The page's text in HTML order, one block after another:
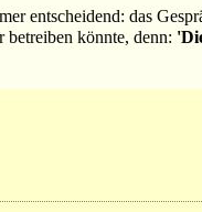
entscheidend: das
könnte, denn: